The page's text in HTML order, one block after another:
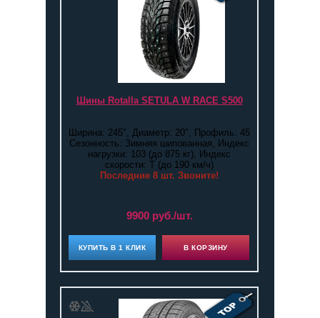
Шины Rotalla SETULA W RACE S500
Ширина: 245", Диаметр: 20", Профиль: 45
Сезонность: Зимняя шипованная, Индекс
нагрузки: 103 (до 875 кг), Индекс
скорости: T (до 190 км/ч)
Последние 8 шт. Звоните!
9900 руб./шт.
КУПИТЬ В 1 КЛИК В КОРЗИНУ